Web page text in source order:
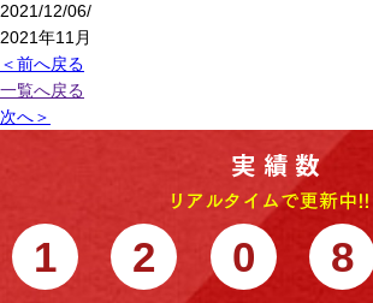
2021/12/06/
2021年11月
＜前へ戻る
一覧へ戻る
次へ＞
1 2 0 8